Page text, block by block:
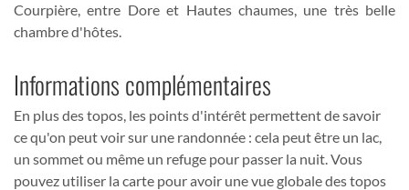
Courpière, entre Dore et Hautes chaumes, une très belle
chambre d'hôtes.
Informations complémentaires
En plus des topos, les points d'intérêt permettent de savoir
ce qu'on peut voir sur une randonnée : cela peut être un lac,
un sommet ou même un refuge pour passer la nuit. Vous
pouvez utiliser la carte pour avoir une vue globale des topos